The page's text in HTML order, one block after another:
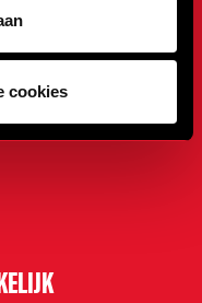
cookies